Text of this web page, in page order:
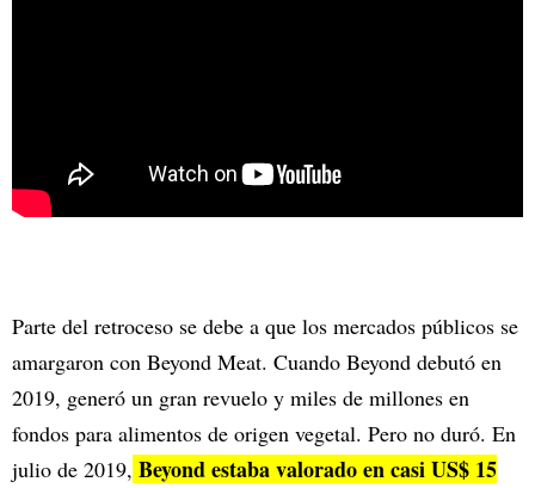
Parte del retroceso se debe a que los mercados públicos se
amargaron con Beyond Meat. Cuando Beyond debutó en
2019, generó un gran revuelo y miles de millones en
fondos para alimentos de origen vegetal. Pero no duró. En
julio de 2019, Beyond estaba valorado en casi US$ 15